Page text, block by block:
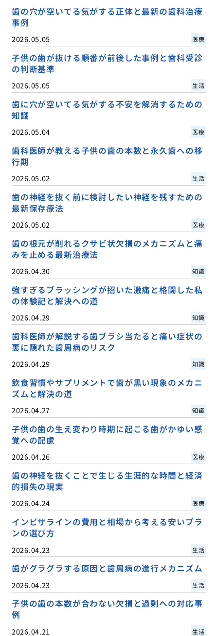
歯の穴が空いてる気がする正体と最新の歯科治療
事例
2026.05.05 医療
子供の歯が抜ける順番が前後した事例と歯科受診
の判断基準
2026.05.05 生活
歯に穴が空いてる気がする不安を解消するための
知識
2026.05.04 医療
歯科医師が教える子供の歯の本数と永久歯への移
行期
2026.05.02 生活
歯の神経を抜く前に検討したい神経を残すための
最新保存療法
2026.05.02 医療
歯の根元が削れるクサビ状欠損のメカニズムと痛
みを止める最新治療法
2026.04.30 知識
強すぎるブラッシングが招いた激痛と格闘した私
の体験記と解決への道
2026.04.29 知識
歯科医師が解説する歯ブラシ当たると痛い症状の
裏に隠れた歯周病のリスク
2026.04.29 知識
飲食習慣やサプリメントで歯が黒い現象のメカニ
ズムと解決の道
2026.04.27 知識
子供の歯の生え変わり時期に起こる歯がかゆい感
覚への配慮
2026.04.26 医療
歯の神経を抜くことで生じる生涯的な時間と経済
的損失の現実
2026.04.24 医療
インビザラインの費用と相場から考える安いプラ
ンの選び方
2026.04.23 生活
歯がグラグラする原因と歯周病の進行メカニズム
2026.04.23 生活
子供の歯の本数が合わない欠損と過剰への対応事
例
2026.04.21 生活